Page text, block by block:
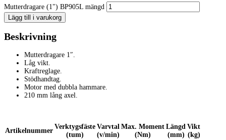
Mutterdragare (1") BP905L mängd
Lägg till i varukorg
Beskrivning
Mutterdragare 1″.
Låg vikt.
Kraftreglage.
Stödhandtag.
Motor med dubbla hammare.
210 mm lång axel.
Artikelnummer
Verktygsfäste
(tum)
Varvtal
(v/min)
Max. Moment
(Nm)
Längd
(mm)
Vikt
(kg)